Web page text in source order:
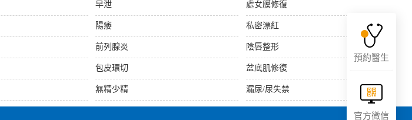
早泄
陽痿
前列腺炎
包皮環切
無精少精
處女膜修復
私密漂紅
陰唇整形
盆底肌修復
漏尿/尿失禁
預約醫生
官方微信